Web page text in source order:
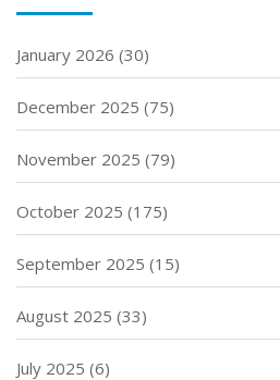
January 2026 (30)
December 2025 (75)
November 2025 (79)
October 2025 (175)
September 2025 (15)
August 2025 (33)
July 2025 (6)